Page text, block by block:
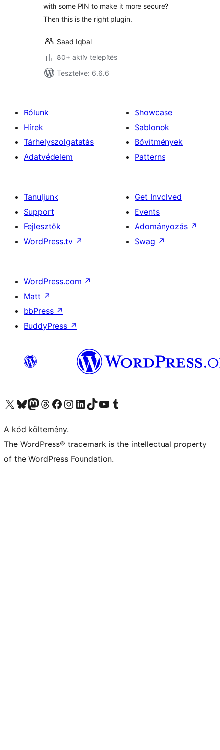
with some PIN to make it more secure?
Then this is the right plugin.
Saad Iqbal
80+ aktív telepítés
Tesztelve: 6.6.6
Rólunk
Hírek
Tárhelyszolgatatás
Adatvédelem
Showcase
Sablonok
Bővítmények
Patterns
Tanuljunk
Support
Fejlesztők
WordPress.tv ↗
Get Involved
Events
Adományozás ↗
Swag ↗
WordPress.com ↗
Matt ↗
bbPress ↗
BuddyPress ↗
Visit our X (formerly Twitter) account
Visit our Bluesky account
Twitter csatornánk
Visit our Threads account
Facebook oldalunk megtekintése
Visit our Instagram account
Visit our LinkedIn account
Visit our TikTok account
Visit our YouTube channel
Visit our Tumblr account
A kód költemény.
The WordPress® trademark is the intellectual property
of the WordPress Foundation.